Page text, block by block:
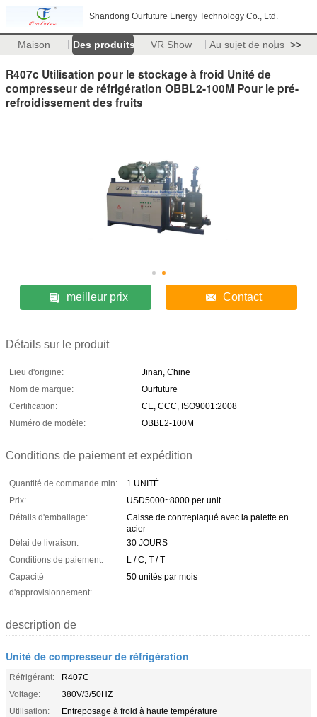
Shandong Ourfuture Energy Technology Co., Ltd.
Maison Des produits VR Show Au sujet de nous >>
R407c Utilisation pour le stockage à froid Unité de
compresseur de réfrigération OBBL2-100M Pour le pré-
refroidissement des fruits
meilleur prix Contact
Détails sur le produit
Lieu d'origine:
Jinan, Chine
Nom de marque:
Ourfuture
Certification:
CE, CCC, ISO9001:2008
Numéro de modèle:
OBBL2-100M
Conditions de paiement et expédition
Quantité de commande min:
1 UNITÉ
Prix:
USD5000~8000 per unit
Détails d'emballage:
Caisse de contreplaqué avec la palette en
acier
Délai de livraison:
30 JOURS
Conditions de paiement:
L / C, T / T
Capacité
d'approvisionnement:
50 unités par mois
description de
Unité de compresseur de réfrigération
Réfrigérant:
R407C
Voltage:
380V/3/50HZ
Utilisation:
Entreposage à froid à haute température